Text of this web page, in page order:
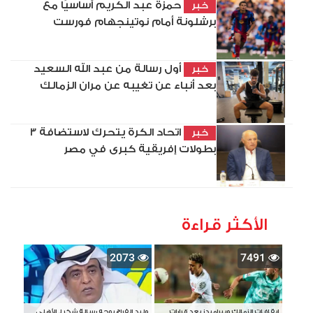
خبر
حمزة عبد الكريم أساسيًا مع
برشلونة أمام نوتينجهام فورست
خبر
أول رسالة من عبد الله السعيد
بعد أنباء عن تغيبه عن مران الزمالك
خبر
اتحاد الكرة يتحرك لاستضافة 3
بطولات إفريقية كبرى في مصر
الأكثر قراءة
7491
2073